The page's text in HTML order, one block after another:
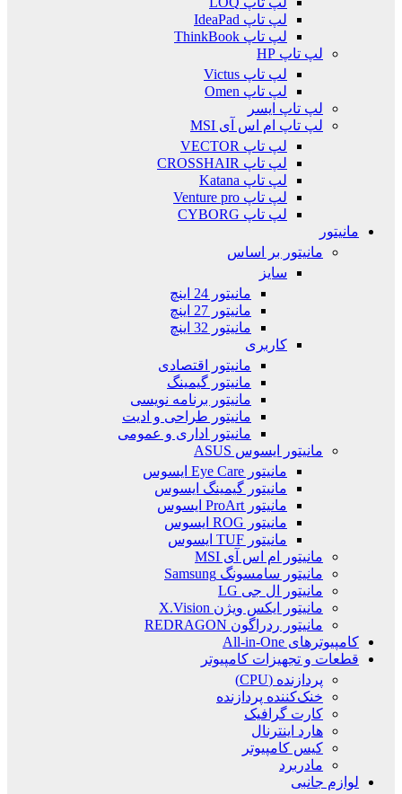
لپ تاپ IdeaPad
لپ تاپ ThinkBook
لپ تاپ HP
لپ تاپ Victus
لپ تاپ Omen
لپ تاپ ایسر
لپ تاپ ام اس آی MSI
لپ تاپ VECTOR
لپ تاپ CROSSHAIR
لپ تاپ Katana
لپ تاپ Venture pro
لپ تاپ CYBORG
مانیتور
مانیتور بر اساس
سایز
مانیتور 24 اینچ
مانیتور 27 اینچ
مانیتور 32 اینچ
کاربری
مانیتور اقتصادی
مانیتور گیمینگ
مانیتور برنامه نویسی
مانیتور طراحی و ادیت
مانیتور اداری و عمومی
مانیتور ایسوس ASUS
مانیتور Eye Care ایسوس
مانیتور گیمینگ ایسوس
مانیتور ProArt ایسوس
مانیتور ROG ایسوس
مانیتور TUF ایسوس
مانیتور ام اس آی MSI
مانیتور سامسونگ Samsung
مانیتور ال جی LG
مانیتور ایکس ویژن X.Vision
مانیتور ردراگون REDRAGON
کامپیوترهای All-in-One
قطعات و تجهیزات کامپیوتر
پردازنده (CPU)
خنک‌کننده پردازنده
کارت گرافیک
هارد اینترنال
کیس کامپیوتر
مادربرد
لوازم جانبی